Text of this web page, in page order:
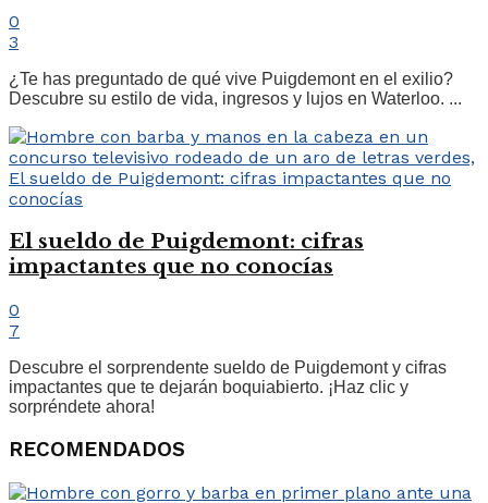
0
3
¿Te has preguntado de qué vive Puigdemont en el exilio?
Descubre su estilo de vida, ingresos y lujos en Waterloo. ...
El sueldo de Puigdemont: cifras
impactantes que no conocías
0
7
Descubre el sorprendente sueldo de Puigdemont y cifras
impactantes que te dejarán boquiabierto. ¡Haz clic y
sorpréndete ahora!
RECOMENDADOS